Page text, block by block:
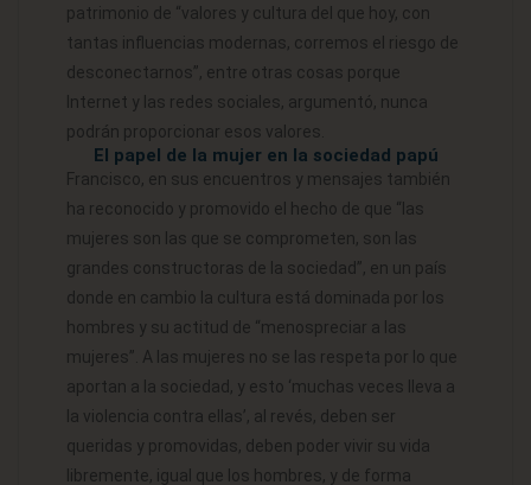
patrimonio de “valores y cultura del que hoy, con
tantas influencias modernas, corremos el riesgo de
desconectarnos”, entre otras cosas porque
Internet y las redes sociales, argumentó, nunca
podrán proporcionar esos valores.
El papel de la mujer en la sociedad papú
Francisco, en sus encuentros y mensajes también
ha reconocido y promovido el hecho de que “las
mujeres son las que se comprometen, son las
grandes constructoras de la sociedad”, en un país
donde en cambio la cultura está dominada por los
hombres y su actitud de “menospreciar a las
mujeres”. A las mujeres no se las respeta por lo que
aportan a la sociedad, y esto ‘muchas veces lleva a
la violencia contra ellas’, al revés, deben ser
queridas y promovidas, deben poder vivir su vida
libremente, igual que los hombres, y de forma